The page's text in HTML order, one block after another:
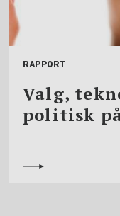
RAPPORT
Valg,
politisk